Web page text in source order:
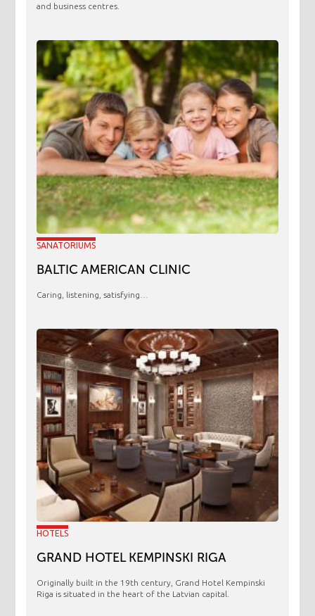
and business centres.
SANATORIUMS
BALTIC AMERICAN CLINIC
Caring, listening, satisfying…
HOTELS
GRAND HOTEL KEMPINSKI RIGA
Originally built in the 19th century, Grand Hotel Kempinski
Riga is situated in the heart of the Latvian capital.